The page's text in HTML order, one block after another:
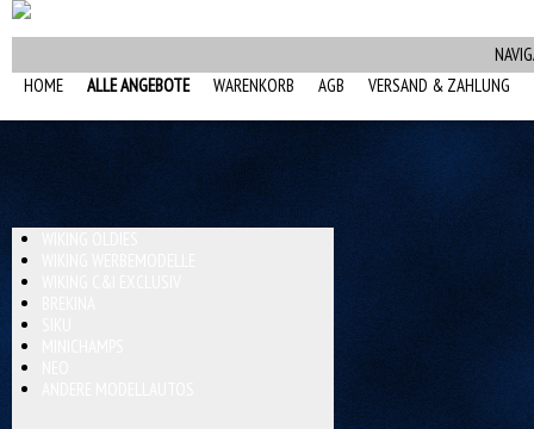
HOME
ALLE ANGEBOTE WARENKORB AGB VERSAND & ZAHLUNG